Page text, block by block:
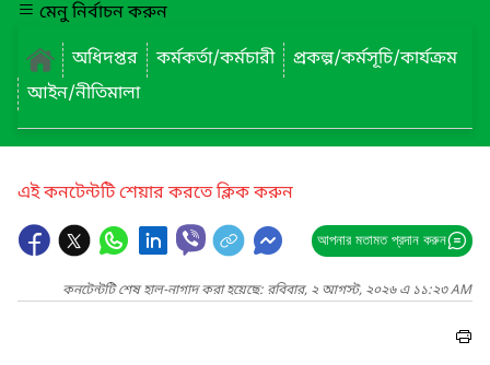
মেনু নির্বাচন করুন
অধিদপ্তর
কর্মকর্তা/কর্মচারী
প্রকল্প/কর্মসূচি/কার্যক্রম
আইন/নীতিমালা
এই কনটেন্টটি শেয়ার করতে ক্লিক করুন
আপনার মতামত প্রদান করুন
কনটেন্টটি শেষ হাল-নাগাদ করা হয়েছে: রবিবার, ২ আগস্ট, ২০২৬ এ ১১:২৩ AM